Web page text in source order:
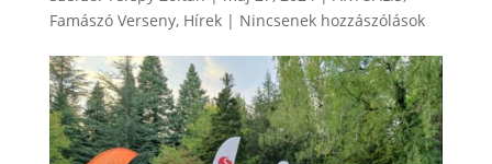
Famászó Verseny, Hírek| Nincsenek hozzászólások